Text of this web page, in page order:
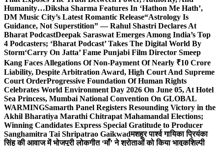
Humanity…Diksha Sharma Features In ‘Hathon Me Hath’,
DM Music City’s Latest Romantic Release“Astrology Is
Guidance, Not Superstition” — Rahul Shastri Declares At
Bharat PodcastDeepak Saraswat Emerges Among India’s Top
4 Podcasters; ‘Bharat Podcast’ Takes The Digital World By
Storm‘Carry On Jatta’ Fame Punjabi Film Director Smeep
Kang Faces Allegations Of Non-Payment Of Nearly ₹10 Crore
Liability, Despite Arbitration Award, High Court And Supreme
Court OrderProgressive Foundation Of Human Rights
Celebrates World Environment Day 2026 On June 05, At Hotel
Sea Princess, Mumbai National Convention On GLOBAL
WARMINGSamarth Panel Registers Resounding Victory in the
Akhil Bharatiya Marathi Chitrapat Mahamandal Elections;
Winning Candidates Express Special Gratitude to Producer
Sanghamitra Tai Shripatrao Gaikwadमशहूर पार्श्व गायिका प्रियंका
सिंह की आवाज में भोजपुरी लोकगीत ‘माँ’ ने श्रोताओं को किया भावुकशिल्पी